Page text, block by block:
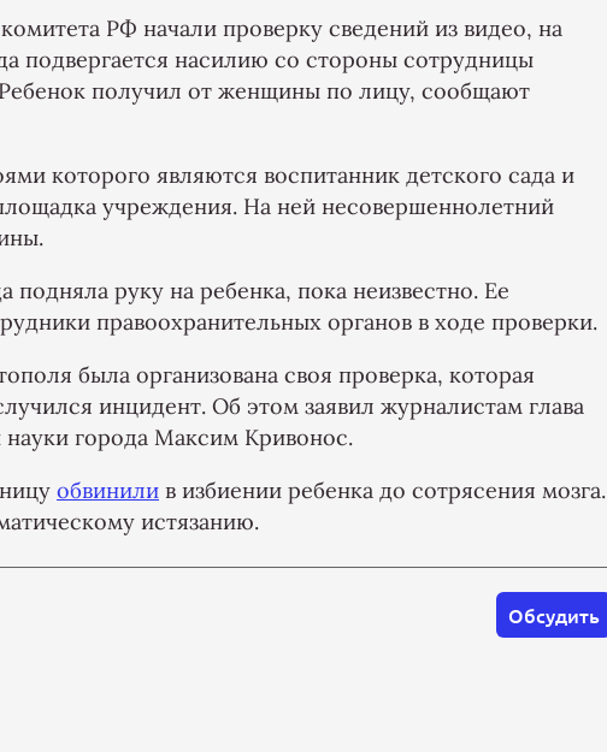
РФ начали проверку сведений из видео, на
подвергается насилию со стороны сотрудницы
получил от женщины по лицу, сообщают
которого являются воспитанник детского сада и
учреждения. На ней несовершеннолетний
подняла руку на ребенка, пока неизвестно. Ее
правоохранительных органов в ходе проверки.
была организована своя проверка, которая
инцидент. Об этом заявил журналистам глава
науки города Максим Кривонос.
обвинили в избиении ребенка до сотрясения мозга.
истязанию.
Обсудить